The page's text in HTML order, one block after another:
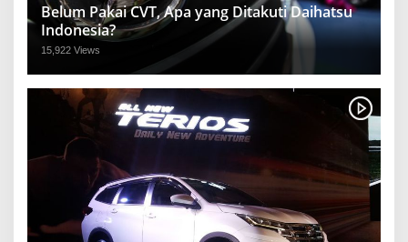
Belum Pakai CVT, Apa yang Ditakuti Daihatsu
Indonesia?
15,922 Views